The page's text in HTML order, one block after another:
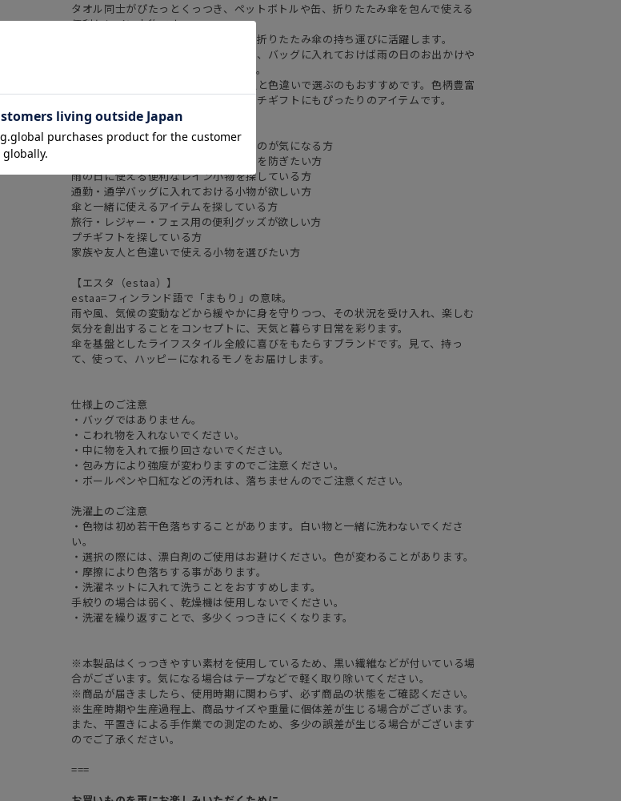
タオル同士がぴたっとくっつき、ペットボトルや缶、折りたたみ傘を包んで使える
便利なレイン小物です。
冷たいドリンクの結露対策や、濡れた折りたたみ傘の持ち運びに活躍します。
約30cm×30cmの使いやすいサイズで、バッグに入れておけば雨の日のお出かけや
通勤・通学、旅行、レジャーにも便利。
カラフルな全12柄展開で、家族や友人と色違いで選ぶのもおすすめです。色柄豊富
で選びやすく、ちょっとしたお礼やプチギフトにもぴったりのアイテムです。
■こんな方におすすめ
濡れた折りたたみ傘をバッグに入れるのが気になる方
ペットボトルの結露で荷物が濡れるのを防ぎたい方
雨の日に使える便利なレイン小物を探している方
通勤・通学バッグに入れておける小物が欲しい方
傘と一緒に使えるアイテムを探している方
旅行・レジャー・フェス用の便利グッズが欲しい方
プチギフトを探している方
家族や友人と色違いで使える小物を選びたい方
【エスタ（estaa）】
estaa=フィンランド語で「まもり」の意味。
雨や風、気候の変動などから緩やかに身を守りつつ、その状況を受け入れ、楽しむ
気分を創出することをコンセプトに、天気と暮らす日常を彩ります。
傘を基盤としたライフスタイル全般に喜びをもたらすブランドです。見て、持っ
て、使って、ハッピーになれるモノをお届けします。
仕様上のご注意
・バッグではありません。
・こわれ物を入れないでください。
・中に物を入れて振り回さないでください。
・包み方により強度が変わりますのでご注意ください。
・ボールペンや口紅などの汚れは、落ちませんのでご注意ください。
洗濯上のご注意
・色物は初め若干色落ちすることがあります。白い物と一緒に洗わないでくださ
い。
・選択の際には、漂白剤のご使用はお避けください。色が変わることがあります。
・摩擦により色落ちする事があります。
・洗濯ネットに入れて洗うことをおすすめします。
手絞りの場合は弱く、乾燥機は使用しないでください。
・洗濯を繰り返すことで、多少くっつきにくくなります。
※本製品はくっつきやすい素材を使用しているため、黒い繊維などが付いている場
合がございます。気になる場合はテープなどで軽く取り除いてください。
※商品が届きましたら、使用時期に関わらず、必ず商品の状態をご確認ください。
※生産時期や生産過程上、商品サイズや重量に個体差が生じる場合がございます。
また、平置きによる手作業での測定のため、多少の誤差が生じる場合がございます
のでご了承ください。
===